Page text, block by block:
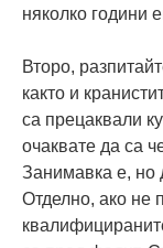
няколко години
Второ,
както и
са прецаквали
очаквате да са
Занимавка е, но
Отделно, ако не